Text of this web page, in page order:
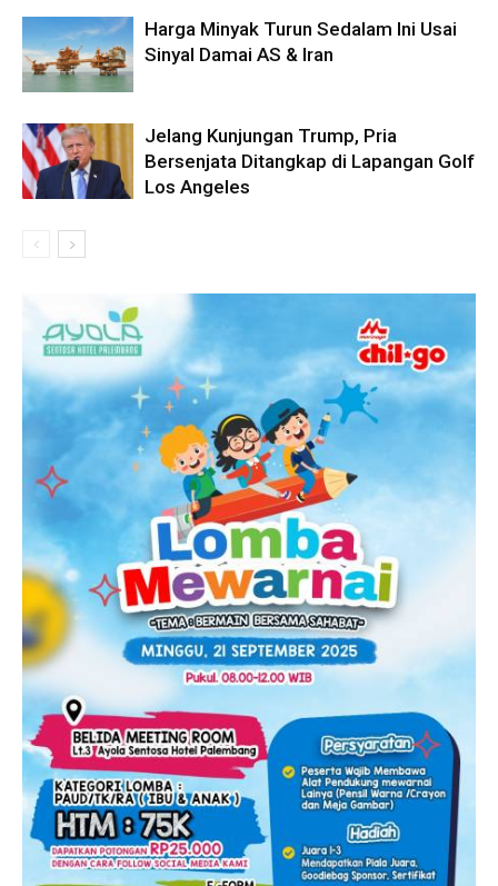
Harga Minyak Turun Sedalam Ini Usai
Sinyal Damai AS & Iran
Jelang Kunjungan Trump, Pria
Bersenjata Ditangkap di Lapangan Golf
Los Angeles